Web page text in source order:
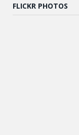
FLICKR PHOTOS